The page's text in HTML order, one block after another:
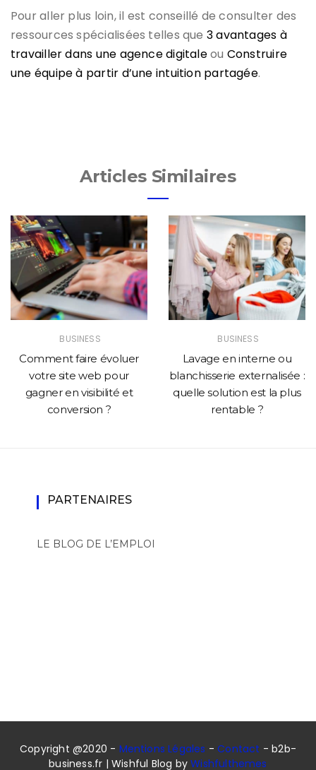
Pour aller plus loin, il est conseillé de consulter des
ressources spécialisées telles que 3 avantages à
travailler dans une agence digitaleou Construire
une équipe à partir d’une intuition partagée.
Articles Similaires
BUSINESS
Comment faire évoluer
votre site web pour
gagner en visibilité et
conversion ?
BUSINESS
Lavage en interne ou
blanchisserie externalisée :
quelle solution est la plus
rentable ?
PARTENAIRES
LE BLOG DE L’EMPLOI
Copyright @2020 - Mentions Légales -Contact - b2b-
business.fr | Wishful Blog byWishfulthemes